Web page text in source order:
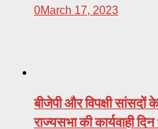
0March 17, 2023
बीजेपी और विपक्षी
राज्यसभा की कार्यवाही